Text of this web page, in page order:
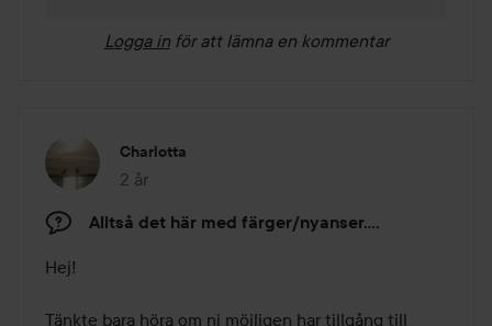
Logga in för att lämna en kommentar
Charlotta
2 år
Inlägget skapades 2 år
Alltså det här med färger/nyanser....
Hej!
Tänkte bara höra om ni möjligen har tillgång till